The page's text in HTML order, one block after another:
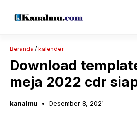
Beranda / kalender
Download
meja 2022 cdr
kanalmu Desember 8, 2021